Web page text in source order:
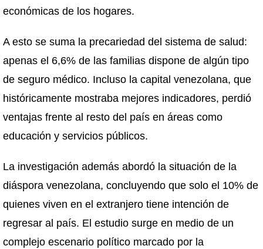
económicas de los hogares.
A esto se suma la precariedad del sistema de salud:
apenas el 6,6% de las familias dispone de algún tipo
de seguro médico. Incluso la capital venezolana, que
históricamente mostraba mejores indicadores, perdió
ventajas frente al resto del país en áreas como
educación y servicios públicos.
La investigación además abordó la situación de la
diáspora venezolana, concluyendo que solo el 10% de
quienes viven en el extranjero tiene intención de
regresar al país. El estudio surge en medio de un
complejo escenario político marcado por la